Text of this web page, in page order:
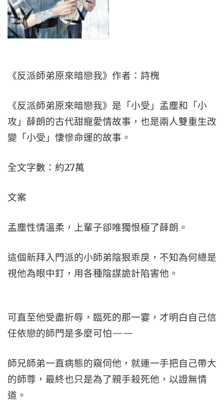
《反派師弟原來暗戀我》作者：詩槐
《反派師弟原來暗戀我》是「小受」孟塵和「小
攻」薛朗的古代甜寵愛情故事，也是兩人雙重生改
變「小受」悽慘命運的故事。
全文字數：約27萬
文案
孟塵性情溫柔，上輩子卻唯獨恨極了薛朗。
這個新拜入門派的小師弟陰狠乖戾，不知為何總是
視他為眼中釘，用各種陰謀詭計陷害他。
可直至他受盡折辱，臨死的那一霎，才明白自己信
任依戀的師門是多麼可怕——
師兄師弟一直病態的窺伺他，就連一手把自己帶大
的師尊，最終也只是為了親手殺死他，以證無情
道。